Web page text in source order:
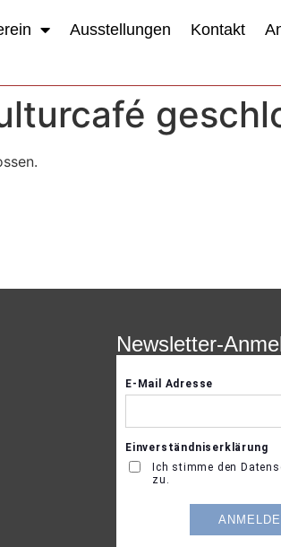
Ausstellungen Kontakt
Newsletter-